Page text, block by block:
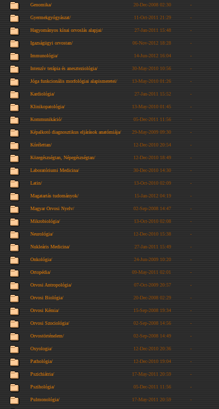
Genomika/ 20-Dec-2008 02:30 -
Gyermekgyógyászat/ 11-Oct-2011 21:29 -
Hagyományos kínai orvoslás alapjai/ 27-Jan-2011 15:48 -
Igazságügyi orvostan/ 06-Nov-2012 18:28 -
Immunológia/ 14-Jun-2012 16:04 -
Intenzív terápia és aneszteziológia/ 30-May-2010 10:56 -
Jóga funkcionális morfológiai alapismeretei/ 13-May-2010 01:26 -
Kardiológia/ 27-Jan-2011 15:52 -
Klinikopatológia/ 13-May-2010 01:45 -
Kommunikáció/ 05-Dec-2011 11:56 -
Képalkotó diagnosztikus eljárások anatómiája/ 29-May-2009 09:30 -
Kórélettan/ 12-Dec-2010 20:54 -
Közegészségtan, Népegészségtan/ 12-Dec-2010 18:49 -
Laboratóriumi Medicina/ 30-Dec-2010 14:30 -
Latin/ 13-Oct-2010 02:09 -
Magatartás tudományok/ 15-Jan-2012 04:19 -
Magyar Orvosi Nyelv/ 02-Sep-2008 14:47 -
Mikrobiológia/ 13-Oct-2010 02:08 -
Neurológia/ 12-Dec-2010 15:38 -
Nukleáris Medicina/ 27-Jan-2011 15:49 -
Onkológia/ 24-Jun-2009 10:20 -
Ortopédia/ 09-May-2011 02:01 -
Orvosi Antropológia/ 07-Oct-2009 20:57 -
Orvosi Biológia/ 20-Dec-2008 02:29 -
Orvosi Kémia/ 15-Sep-2008 19:34 -
Orvosi Szociológia/ 02-Sep-2008 14:56 -
Orvostörténelem/ 02-Sep-2008 14:49 -
Oxyologia/ 12-Dec-2010 20:36 -
Pathológia/ 12-Dec-2010 19:04 -
Pszichiátria/ 17-May-2011 20:59 -
Pszihológia/ 05-Dec-2011 11:56 -
Pulmonológia/ 17-May-2011 20:59 -